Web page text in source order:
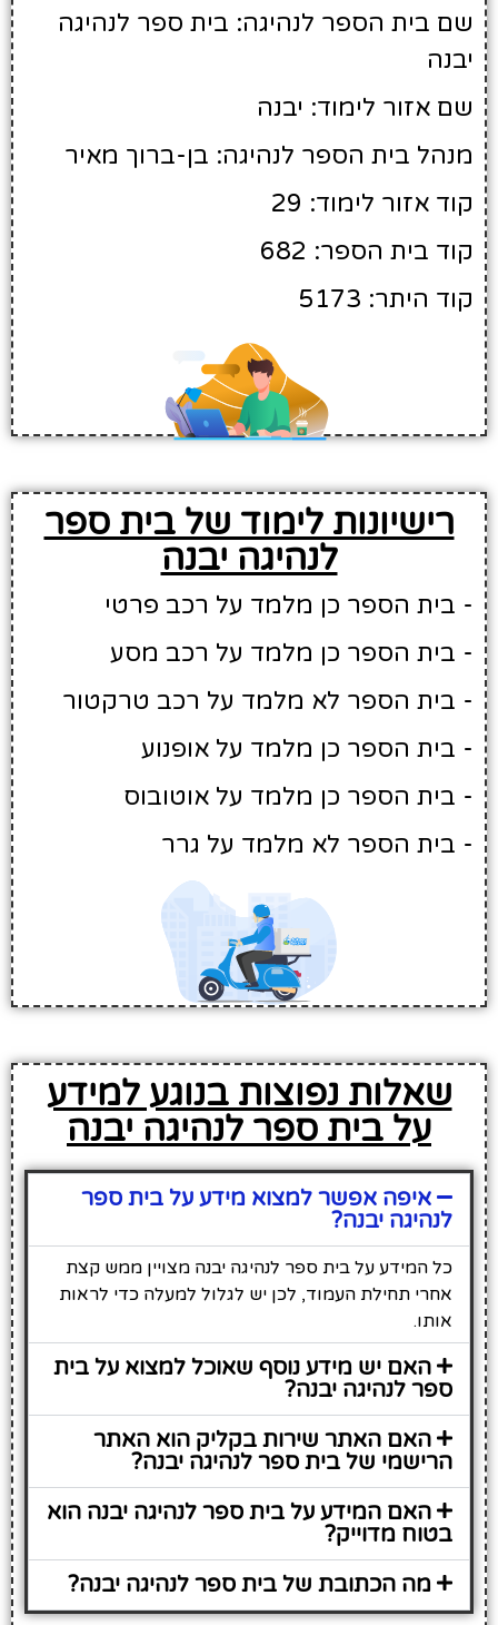
שם בית הספר לנהיגה: בית ספר לנהיגה
יבנה
שם אזור לימוד: יבנה
מנהל בית הספר לנהיגה: בן-ברוך מאיר
קוד אזור לימוד: 29
קוד בית הספר: 682
קוד היתר: 5173
רישיונות לימוד של בית ספר
לנהיגה יבנה
- בית הספר כן מלמד על רכב פרטי
- בית הספר כן מלמד על רכב מסע
- בית הספר לא מלמד על רכב טרקטור
- בית הספר כן מלמד על אופנוע
- בית הספר כן מלמד על אוטובוס
- בית הספר לא מלמד על גרר
שאלות נפוצות בנוגע למידע
על בית ספר לנהיגה יבנה
איפה אפשר למצוא מידע על בית ספר
לנהיגה יבנה?
כל המידע על בית ספר לנהיגה יבנה מצויין ממש קצת
אחרי תחילת העמוד, לכן יש לגלול למעלה כדי לראות
אותו.
האם יש מידע נוסף שאוכל למצוא על בית
ספר לנהיגה יבנה?
האם האתר שירות בקליק הוא האתר
הרישמי של בית ספר לנהיגה יבנה?
האם המידע על בית ספר לנהיגה יבנה הוא
בטוח מדוייק?
מה הכתובת של בית ספר לנהיגה יבנה?